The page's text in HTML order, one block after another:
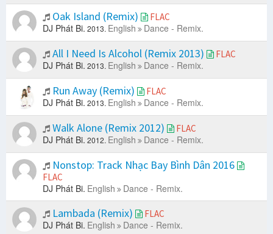
Oak Island (Remix) FLAC
DJ Phát Bi. 2013. English Dance - Remix.
All I Need Is Alcohol (Remix 2013) FLAC
DJ Phát Bi. 2013. English Dance - Remix.
Run Away (Remix) FLAC
DJ Phát Bi. 2013. English Dance - Remix.
Walk Alone (Remix 2012) FLAC
DJ Phát Bi. 2012. English Dance - Remix.
Nonstop: Track Nhạc Bay Bình Dân 2016
FLAC
DJ Phát Bi. English Dance - Remix.
Lambada (Remix) FLAC
DJ Phát Bi. English Dance - Remix.